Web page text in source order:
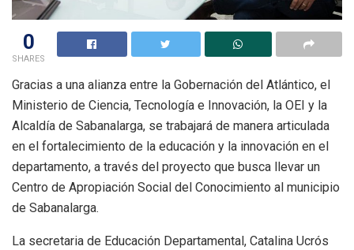
0
SHARES
Gracias a una alianza entre la Gobernación del Atlántico, el
Ministerio de Ciencia, Tecnología e Innovación, la OEI y la
Alcaldía de Sabanalarga, se trabajará de manera articulada
en el fortalecimiento de la educación y la innovación en el
departamento, a través del proyecto que busca llevar un
Centro de Apropiación Social del Conocimiento al municipio
de Sabanalarga.
La secretaria de Educación Departamental, Catalina Ucrós